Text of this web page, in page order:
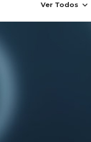
Ver Todos